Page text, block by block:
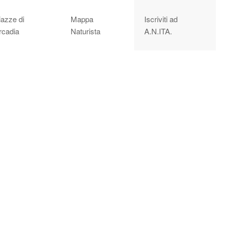
di
Mappa
Naturista
Iscriviti ad
A.N.ITA.